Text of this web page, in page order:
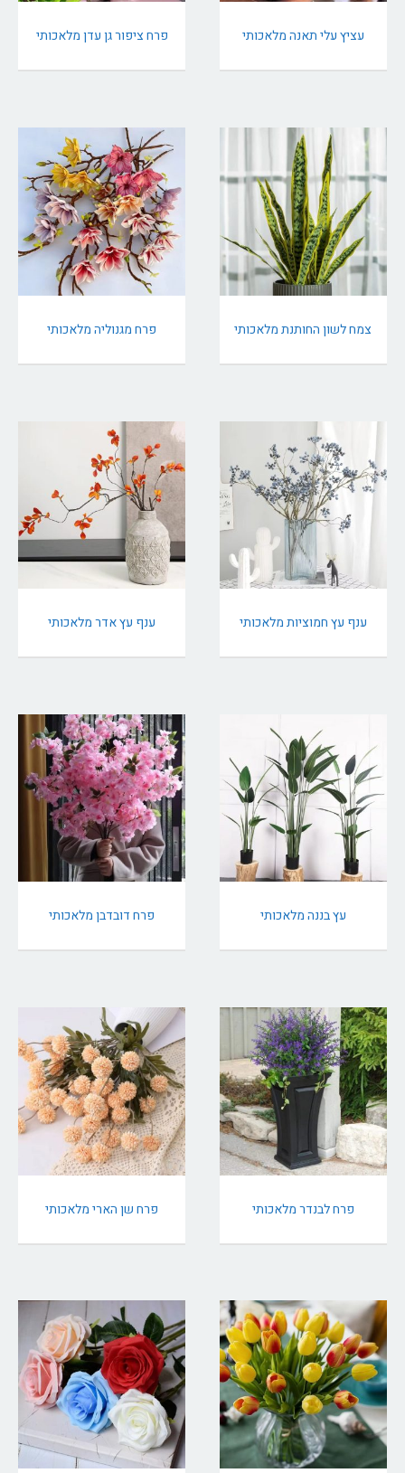
עציץ עלי תאנה מלאכותי פרח ציפור גן עדן מלאכותי
צמח לשון החותנת מלאכותי פרח מגנוליה מלאכותי
ענף עץ חמוציות מלאכותי ענף עץ אדר מלאכותי
עץ בננה מלאכותי פרח דובדבן מלאכותי
פרח לבנדר מלאכותי פרח שן הארי מלאכותי